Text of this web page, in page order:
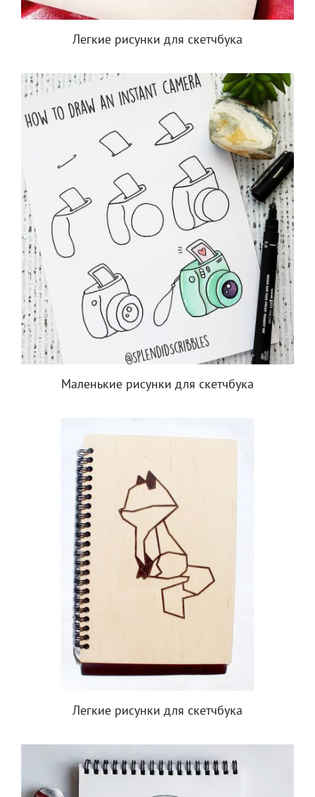
Легкие рисунки для скетчбука
Маленькие рисунки для скетчбука
Легкие рисунки для скетчбука